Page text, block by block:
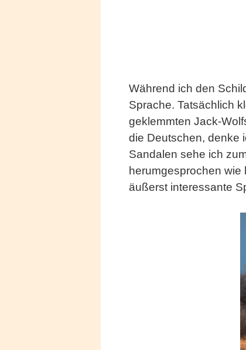
Während ich den
Sprache. Tatsächlich
geklemmten Jack-
die Deutschen, denke
Sandalen sehe ich
herumgesprochen
äußerst interessante